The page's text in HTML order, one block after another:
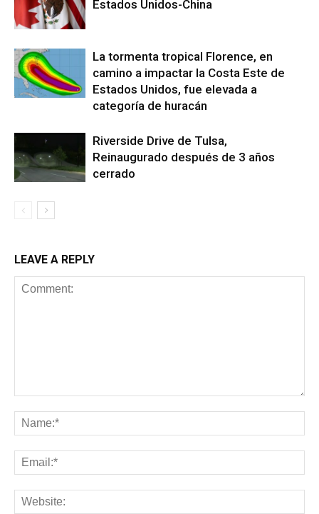
Estados Unidos-China
La tormenta tropical Florence, en
camino a impactar la Costa Este de
Estados Unidos, fue elevada a
categoría de huracán
Riverside Drive de Tulsa,
Reinaugurado después de 3 años
cerrado
LEAVE A REPLY